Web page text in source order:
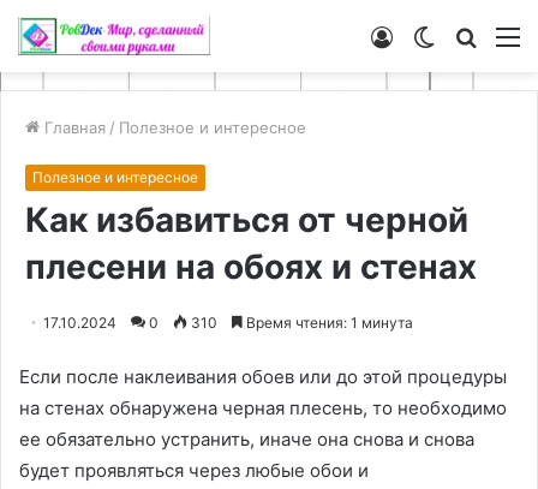
Switch
Войти
Главная / Полезное и интересное
Полезное и интересное
Как избавиться от черной
плесени на обоях и стенах
17.10.2024 0 310 Время чтения: 1 минута
Если после наклеивания обоев или до этой процедуры
на стенах обнаружена черная плесень, то необходимо
ее обязательно устранить, иначе она снова и снова
будет проявляться через любые обои и